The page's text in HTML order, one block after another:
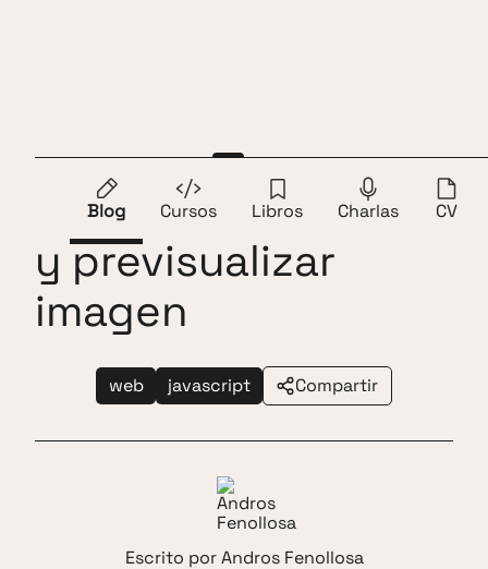
Saltar al contenido
Blog
Cursos Libros Charlas CV
Javascript recortar
y previsualizar
imagen
web javascript Compartir
Escrito porAndros Fenollosa